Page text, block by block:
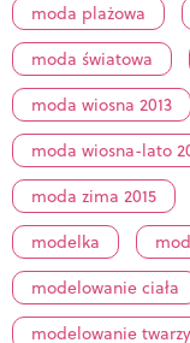
moda plażowa
moda światowa
moda wiosna 2013
moda wiosna-lato
moda zima 2015
modelka
modelowanie ciała
modelowanie twarzy